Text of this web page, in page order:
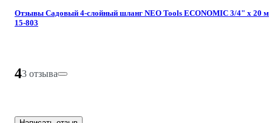
Отзывы Садовый 4-слойный шланг NEO Tools ECONOMIC 3/4" x 20 м
15-803
43 отзыва